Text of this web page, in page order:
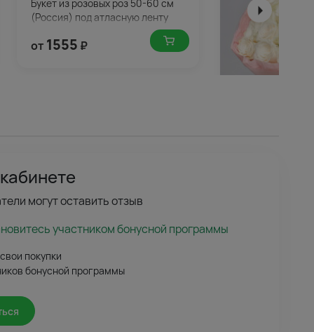
Букет из розовых роз 50-60 см
(Россия) под атласную ленту
от 1555 ₽
могут оставить отзыв
участником бонусной программы
покупки
бонусной программы